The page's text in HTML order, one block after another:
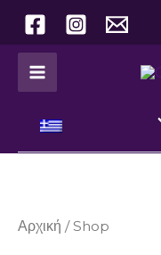
Μετάβαση
περιεχόμενο
Αρχική / Shop